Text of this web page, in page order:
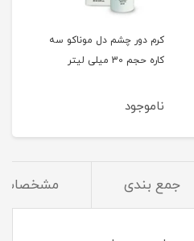
کرم دور چشم دل موناکو سه
کاره حجم 30 میلی لیتر
ناموجود
جمع بندی مشخصات